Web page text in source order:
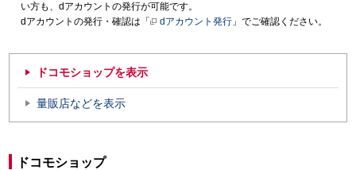
い方も、dアカウントの発行が可能です。
dアカウントの発行・確認は「
dアカウント発行 」でご確認ください。
ドコモショップを表示
量販店などを表示
ドコモショップ